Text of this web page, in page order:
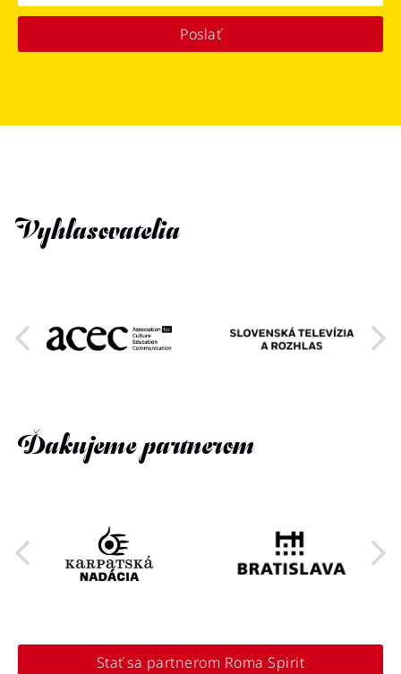
Poslať
Vyhlasovatelia
Ďakujeme partnerom
Stať sa partnerom Roma Spirit